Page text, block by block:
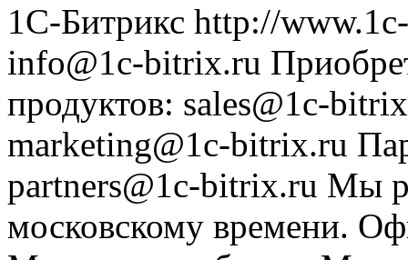
1С-Битрикс http://
info@1c-bitrix.ru
продуктов: sales@1c-
marketing@1c-bitrix.ru
partners@1c-bitrix.ru Мы
московскому времени.